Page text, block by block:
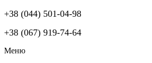
+38 (044) 501-04-98
+38 (067) 919-74-64
Меню